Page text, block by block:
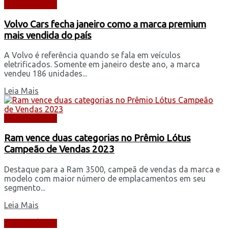
Volvo Cars fecha janeiro como a marca premium
mais vendida do país
A Volvo é referência quando se fala em veículos
eletrificados. Somente em janeiro deste ano, a marca
vendeu 186 unidades...
Leia Mais
Ram vence duas categorias no Prêmio Lótus
Campeão de Vendas 2023
Destaque para a Ram 3500, campeã de vendas da marca e
modelo com maior número de emplacamentos em seu
segmento...
Leia Mais